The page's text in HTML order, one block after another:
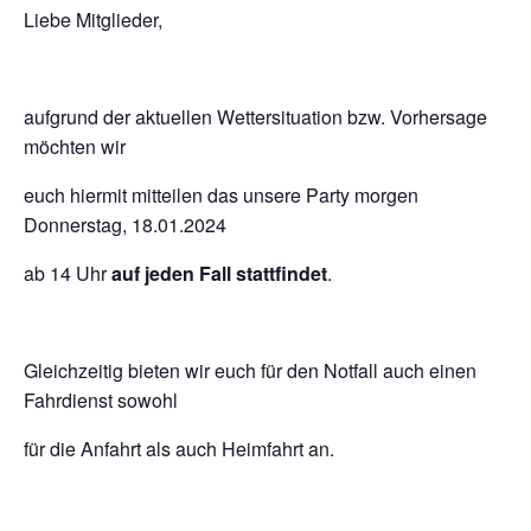
Liebe Mitglieder,
aufgrund der aktuellen Wettersituation bzw. Vorhersage
möchten wir
euch hiermit mitteilen das unsere Party morgen
Donnerstag, 18.01.2024
ab 14 Uhrauf jeden Fall stattfindet.
Gleichzeitig bieten wir euch für den Notfall auch einen
Fahrdienst sowohl
für die Anfahrt als auch Heimfahrt an.